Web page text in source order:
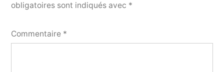
obligatoires sont indiqués avec *
Commentaire *